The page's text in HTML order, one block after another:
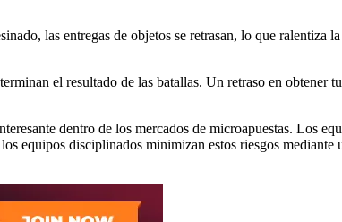
las entregas de objetos se retrasan, lo que ralentiza
el resultado de las batallas. Un retraso en obtener
dentro de los mercados de microapuestas. Los
equipos disciplinados minimizan estos riesgos mediante